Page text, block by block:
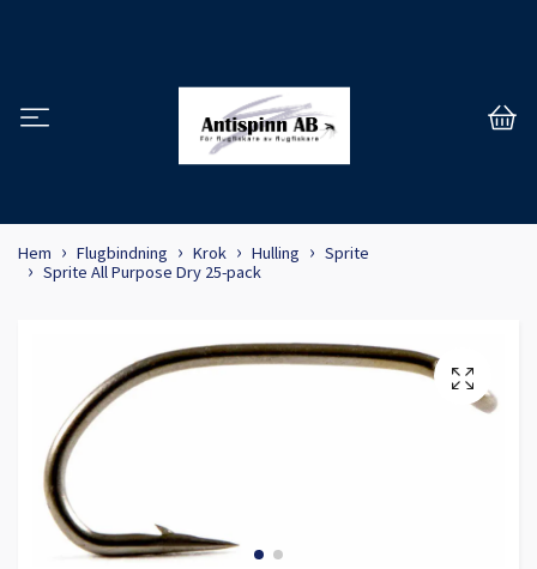
Hem Flugbindning Krok Hulling
Sprite
Sprite All Purpose Dry 25-pack